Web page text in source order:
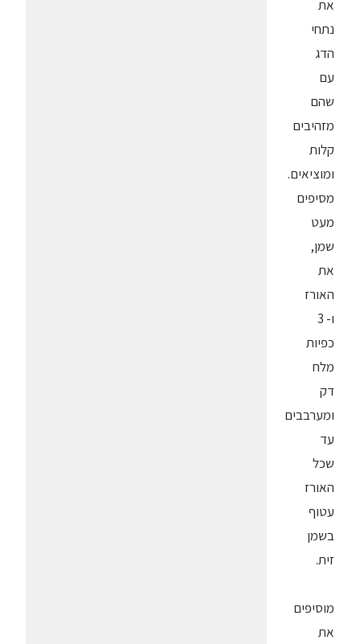
את
נתחי
הדג
עם
שהם
מזהיבים
קלות
ומוציאים.
מסיפים
מעט
שמן,
את
האורז
ו- 3
כפיות
מלח
דק
ומערבבים
עד
שכל
האורז
עטוף
בשמן
זית.
מוסיפים
את